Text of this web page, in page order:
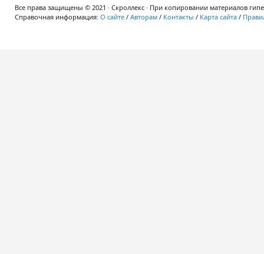
Все права защищены © 2021 · Скроллекс · При копировании материалов
Справочная информация: О сайте / Авторам / Контакты / Карта сайта /